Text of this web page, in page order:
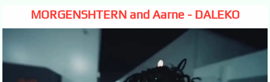
MORGENSHTERN and Aarne - DALEKO